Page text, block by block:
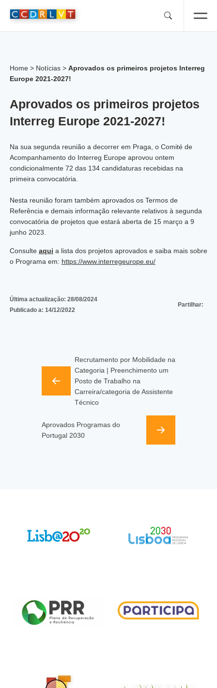
Home > Notícias > Aprovados os primeiros projetos Interreg
Europe 2021-2027!
Aprovados os primeiros projetos
Interreg Europe 2021-2027!
Na sua segunda reunião a decorrer em Praga, o Comité de
Acompanhamento do Interreg Europe aprovou ontem
condicionalmente 72 das 134 candidaturas recebidas na
primeira convocatória.
Nesta reunião foram também aprovados os Termos de
Referência e demais informação relevante relativos à segunda
convocatória de projetos que estará aberta de 15 março a 9
junho 2023.
Consulte aqui a lista dos projetos aprovados e saiba mais sobre
o Programa em: https://www.interregeurope.eu/
Última actualização: 28/08/2024
Publicado a: 14/12/2022
Partilhar:
Recrutamento por Mobilidade na
Categoria | Preenchimento um
Posto de Trabalho na
Carreira/categoria de Assistente
Técnico
Aprovados Programas do
Portugal 2030